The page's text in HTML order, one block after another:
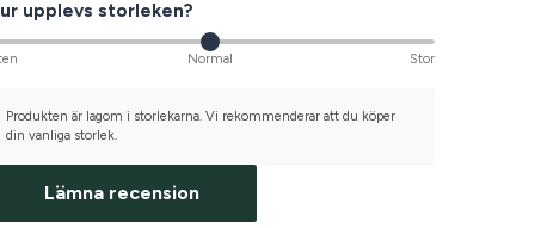
upplevs storleken?
Normal Stor
Produkten är lagom i storlekarna. Vi rekommenderar att du köper
din vanliga storlek.
Lämna recension